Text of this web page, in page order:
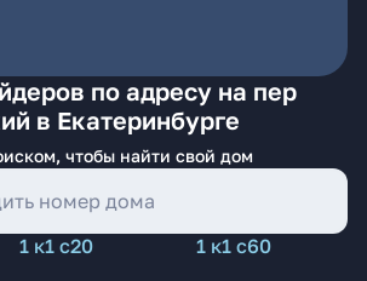
по адресу на пер
в Екатеринбурге
чтобы найти свой дом
1 к1 с20
1 к1 с60